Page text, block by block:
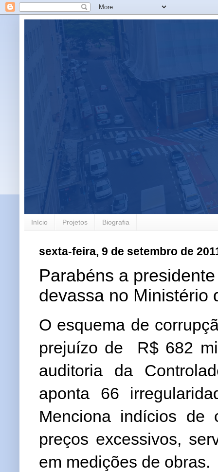
Início Projetos Biografia
sexta-feira, 9 de setembro de
Parabéns a
devassa no Ministério
O esquema de
prejuízo de
R$ 682
auditoria da
aponta 66
Menciona indícios de
preços excessivos,
em medições de obras.